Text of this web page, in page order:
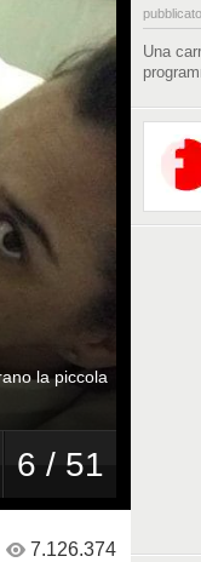
la piccola
6 / 51
Una
7.126.374